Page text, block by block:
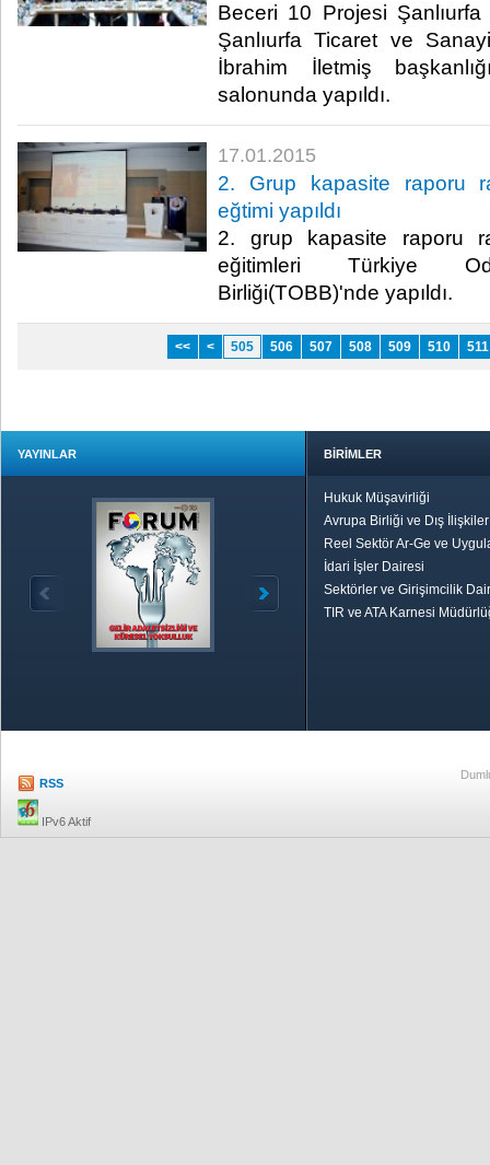
Beceri 10 Projesi Şanlıurfa
Şanlıurfa Ticaret ve
İbrahim İletmiş
salonunda yapıldı.​
17.01.2015
2. Grup kapasite raporu
eğtimi yapıldı
2. grup kapasite raporu
eğitimleri Türkiye
Birliği(TOBB)'nde yapıldı. ​
<< < 505 506 507 508 509 510 511
YAYINLAR BİRİMLER
Hukuk Müşavirliği
Avrupa Birliği ve Dış
Reel Sektör Ar-Ge ve
İdari İşler Dairesi
Sektörler ve Girişimcilik
TIR ve ATA Karnesi
RSS
IPv6 Aktif